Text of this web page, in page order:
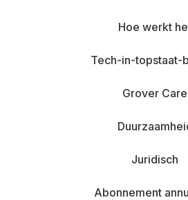
Hoe werkt
Tech-in-topstaat-
Grover Care
Juridisch
Abonnement